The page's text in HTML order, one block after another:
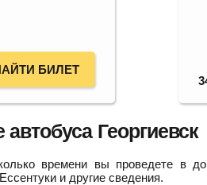
БИЛЕТ
времени вы проведете в
и другие сведения.